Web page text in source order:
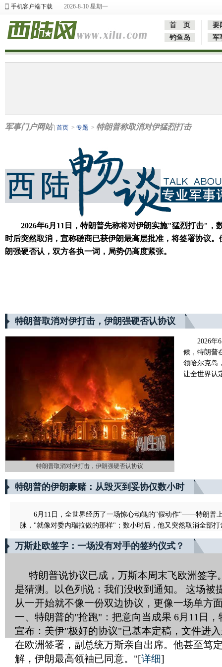
手机客户端下载 2026-8-10 星期一
首 页
钓鱼岛
要
军
军事门户网站| 首页 > 专题 > 特朗普称取消对伊猛烈打击
2026年6月11日，特朗普先称将对伊朗实施"猛烈打击"，
时后突然取消，宣称磋商已获伊朗最高层批准，将签署协议。
朗强硬否认，双方各执一词，局势仍高度紧张。
特朗普取消对伊打击，伊朗强硬否认协议
特朗普取消对伊打击，伊朗强硬否认协议
2026年
候，特朗普
领哈尔克岛
让全世界认
特朗普的伊朗豪赌：从毁灭到妥协仅数小时
6月11日，全世界经历了一场惊心动魄的"假动作"——特朗普
脉，"就像对委内瑞拉做的那样"；数小时后，他又突然取消全部
万斯赴欧签字：一场没有对手的签约仪式？
特朗普说协议已成，万斯本周末飞欧洲签字
是猜测。以色列说：我们没收到通知。 这场被
从一开始就不像一份双边协议，更像一场单方
一、特朗普的"抢跑"：把意向当成果 6月11日
宣布：美伊"极好的协议"已基本定稿，文件进
在欧洲签署，副总统万斯亲自出席。他甚至笃
解，伊朗最高领袖已同意。"[详细]